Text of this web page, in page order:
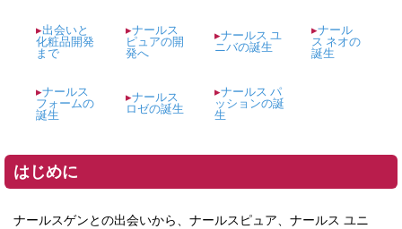
▸出会いと
化粧品開発
まで
▸ナールス
ピュアの開
発へ
▸ナールス ユ
ニバの誕生
▸ナール
ス ネオの
誕生
▸ナールス
フォームの
誕生
▸ナールス
ロゼの誕生
▸ナールス パ
ッションの誕
生
はじめに
ナールスゲンとの出会いから、ナールスピュア、ナールス ユニ